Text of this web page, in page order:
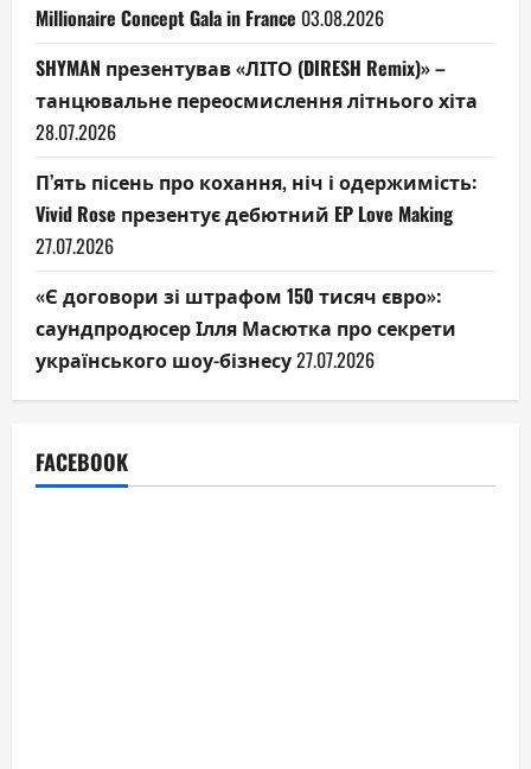
Millionaire Concept Gala in France 03.08.2026
SHYMAN презентував «ЛІТО (DIRESH Remix)» –
танцювальне переосмислення літнього хіта
28.07.2026
П’ять пісень про кохання, ніч і одержимість:
Vivid Rose презентує дебютний EP Love Making
27.07.2026
«Є договори зі штрафом 150 тисяч євро»:
саундпродюсер Ілля Масютка про секрети
українського шоу-бізнесу27.07.2026
FACEBOOK